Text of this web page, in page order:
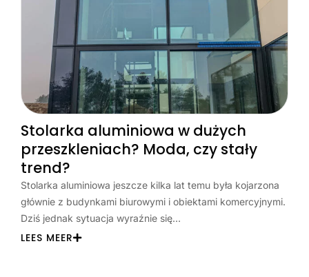
Stolarka aluminiowa w dużych
przeszkleniach? Moda, czy stały
trend?
Stolarka aluminiowa jeszcze kilka lat temu była kojarzona
głównie z budynkami biurowymi i obiektami komercyjnymi.
Dziś jednak sytuacja wyraźnie się…
LEES MEER